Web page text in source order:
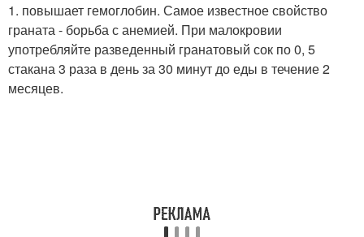
1. повышает гемоглобин. Самое известное свойство
граната - борьба с анемией. При малокровии
употребляйте разведенный гранатовый сок по 0, 5
стакана 3 раза в день за 30 минут до еды в течение 2
месяцев.